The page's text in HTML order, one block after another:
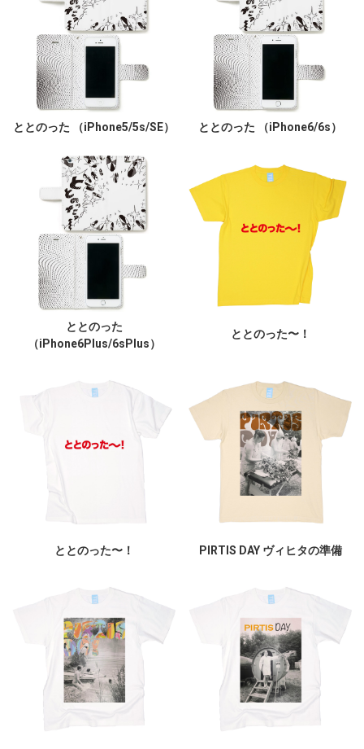
ととのった （iPhone5/5s/SE） ととのった （iPhone6/6s）
ととのった
（iPhone6Plus/6sPlus）
ととのった〜！
ととのった〜！ PIRTIS DAY ヴィヒタの準備